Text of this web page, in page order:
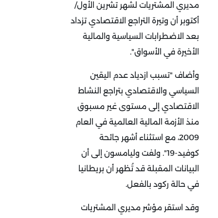
مديري المشتريات لشهر تشرين الأول/
أكتوبر أن وتيرة التراجع الاقتصادي تزداد
بعد الاضطرابات السياسية والمالية
الأخيرة في الأسواق".
وأضاف "تسبب ازدياد عدم اليقين
السياسي والاقتصادي بتراجع النشاط
الاقتصادي إلى مستوى غير مسبوق
منذ الأزمة المالية العالمية في العام
2009، مع استثناء أشهر جائحة
كوفيد-19". ولفت وليامسون إلى أن
البيانات المقبلة قد تُظهر أن بريطانيا
في حالة ركود بالفعل.
وقد استقر مؤشر مديري المشتريات